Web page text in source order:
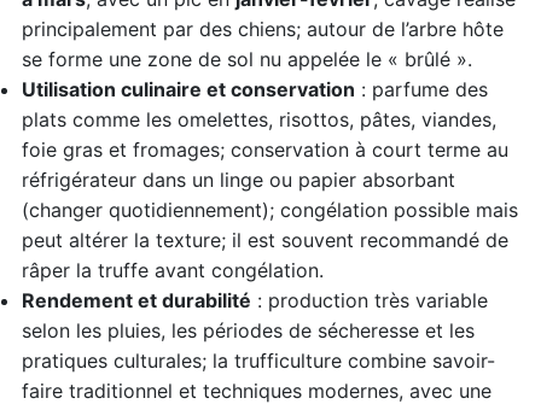
principalement par des chiens; autour de l’arbre hôte
se forme une zone de sol nu appelée le « brûlé ».
Utilisation culinaire et conservation : parfume des
plats comme les omelettes, risottos, pâtes, viandes,
foie gras et fromages; conservation à court terme au
réfrigérateur dans un linge ou papier absorbant
(changer quotidiennement); congélation possible mais
peut altérer la texture; il est souvent recommandé de
râper la truffe avant congélation.
Rendement et durabilité : production très variable
selon les pluies, les périodes de sécheresse et les
pratiques culturales; la trufficulture combine savoir-
faire traditionnel et techniques modernes, avec une